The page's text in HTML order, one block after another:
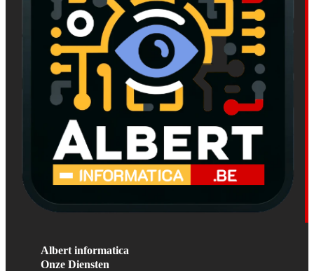
Albert informatica
Onze Diensten